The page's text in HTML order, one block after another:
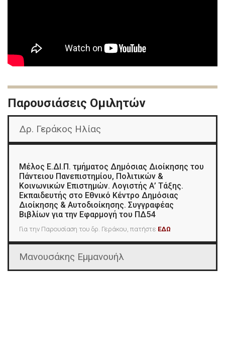
Παρουσιάσεις Ομιλητών
Δρ. Γεράκος Ηλίας
Μέλος Ε.ΔΙ.Π. τμήματος Δημόσιας Διοίκησης του
Πάντειου Πανεπιστημίου, Πολιτικών &
Κοινωνικών Επιστημών. Λογιστής Α’ Τάξης.
Εκπαιδευτής στο Εθνικό Κέντρο Δημόσιας
Διοίκησης & Αυτοδιοίκησης. Συγγραφέας
Βιβλίων για την Εφαρμογή του ΠΔ54
Για την Παρουσίαση του δρ. Γεράκου, πατήστε ΕΔΩ
Μανουσάκης Εμμανουήλ